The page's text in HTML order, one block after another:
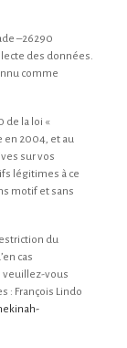
–26290
des données.
comme
de la loi «
en 2004, et au
sur vos
légitimes à ce
motif et sans
du
cas
veuillez-vous
: François Lindo